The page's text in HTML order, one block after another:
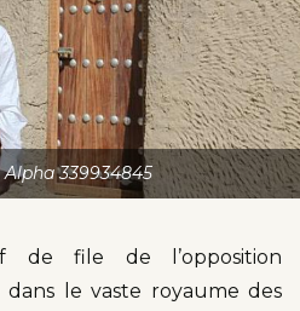
339934845
de file de l’opposition
dans le vaste royaume des